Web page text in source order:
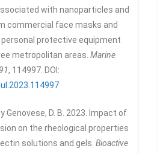
with nanoparticles and
commercial face masks and
protective equipment
metropolitan areas. Marine
, 114997. DOI:
Genovese, D. B. 2023. Impact of
on the rheological properties
solutions and gels. Bioactive